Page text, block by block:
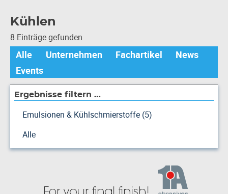
Kühlen
8 Einträge gefunden
Alle Unternehmen Fachartikel
News
Events
Ergebnisse filtern …
Emulsionen & Kühlschmierstoffe (5)
Alle